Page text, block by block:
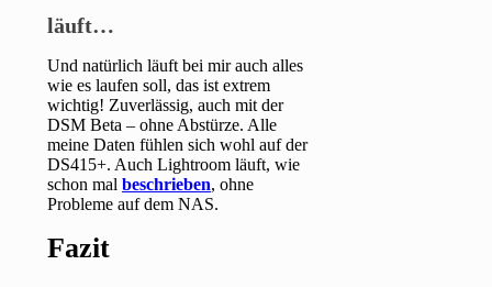
läuft…
Und natürlich läuft bei mir auch alles
wie es laufen soll, das ist extrem
wichtig! Zuverlässig, auch mit der
DSM Beta – ohne Abstürze. Alle
meine Daten fühlen sich wohl auf der
DS415+. Auch Lightroom läuft, wie
schon malbeschrieben, ohne
Probleme auf dem NAS.
Fazit